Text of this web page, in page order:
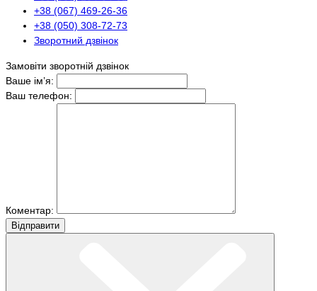
+38 (067) 469-26-36
+38 (050) 308-72-73
Зворотний дзвінок
Замовіти зворотній дзвінок
Ваше ім’я:
Ваш телефон:
Коментар:
Вiдправити